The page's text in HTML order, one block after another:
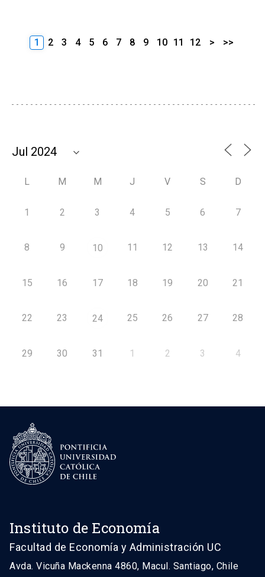
1 2 3 4 5 6 7 8 9 10 11 12 > >>
L M M J V S D
1 2 3 4 5 6 7
8 9 10 11 12 13 14
15 16 17 18 19 20 21
22 23 24 25 26 27 28
29 30 31 1 2 3 4
Instituto de Economía
Facultad de Economía y Administración UC
Avda. Vicuña Mackenna 4860, Macul. Santiago, Chile